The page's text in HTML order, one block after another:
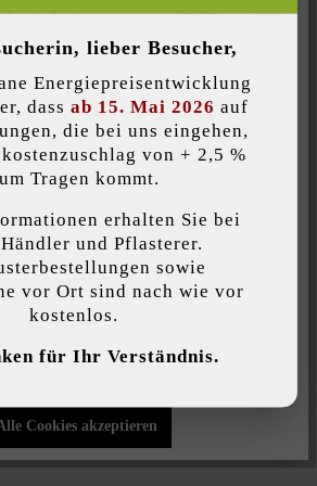
Inaktiv
Inaktiv
akzeptieren
zu können...Mehr Informationen
Einstellungen
Cookies akzeptieren
lieber Besucher,
Energiepreisentwicklung
dass ab 15. Mai 2026 auf
die bei uns eingehen,
von + 2,5 %
Tragen kommt.
erhalten Sie bei
und Pflasterer.
sowie
vor Ort sind nach wie vor
kostenlos.
für Ihr Verständnis.